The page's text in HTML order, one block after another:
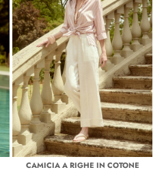
CAMICIA A RIGHE IN COTONE